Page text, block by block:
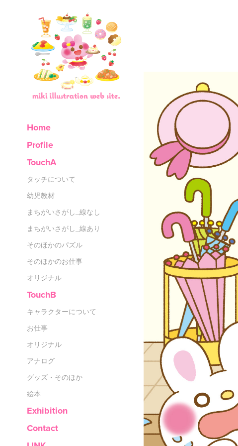
Home
Profile
TouchA
タッチについて
幼児教材
まちがいさがし_線なし
まちがいさがし_線あり
そのほかのパズル
そのほかのお仕事
オリジナル
TouchB
キャラクターについて
お仕事
オリジナル
アナログ
グッズ・そのほか
絵本
Exhibition
Contact